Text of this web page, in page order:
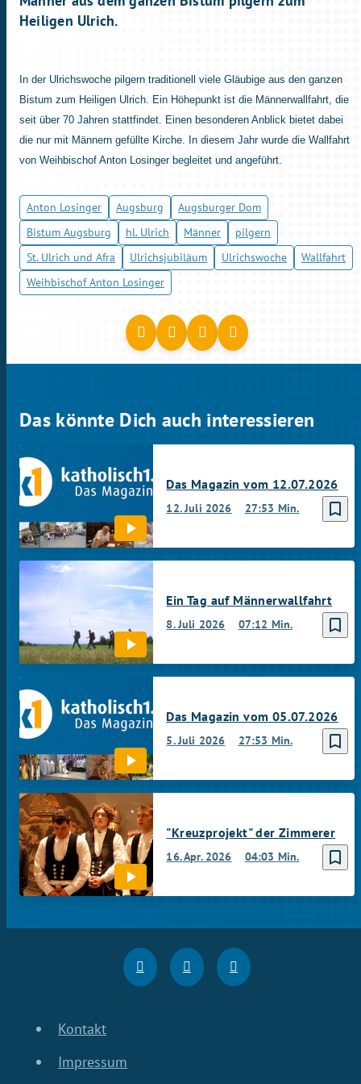
Heiligen Ulrich.
In der Ulrichswoche pilgern traditionell viele Gläubige aus den ganzen
Bistum zum Heiligen Ulrich. Ein Höhepunkt ist die Männerwallfahrt, die
seit über 70 Jahren stattfindet. Einen besonderen Anblick bietet dabei
die nur mit Männern gefüllte Kirche. In diesem Jahr wurde die Wallfahrt
von Weihbischof Anton Losinger begleitet und angeführt.
Anton Losinger Augsburg
Augsburger Dom
Bistum Augsburg
hl. Ulrich Männer
pilgern
St. Ulrich und Afra
Ulrichsjubiläum Ulrichswoche
Wallfahrt
Weihbischof Anton Losinger
Das könnte Dich auch interessieren
bookmark_border
12. Juli 2026 27:53 Min.
Das Magazin vom 12.07.2026
bookmark_border
8. Juli 2026 07:12 Min.
Ein Tag auf Männerwallfahrt
bookmark_border
5. Juli 2026 27:53 Min.
Das Magazin vom 05.07.2026
bookmark_border
16. Apr. 2026 04:03 Min.
"Kreuzprojekt" der Zimmerer
Kontakt
Impressum